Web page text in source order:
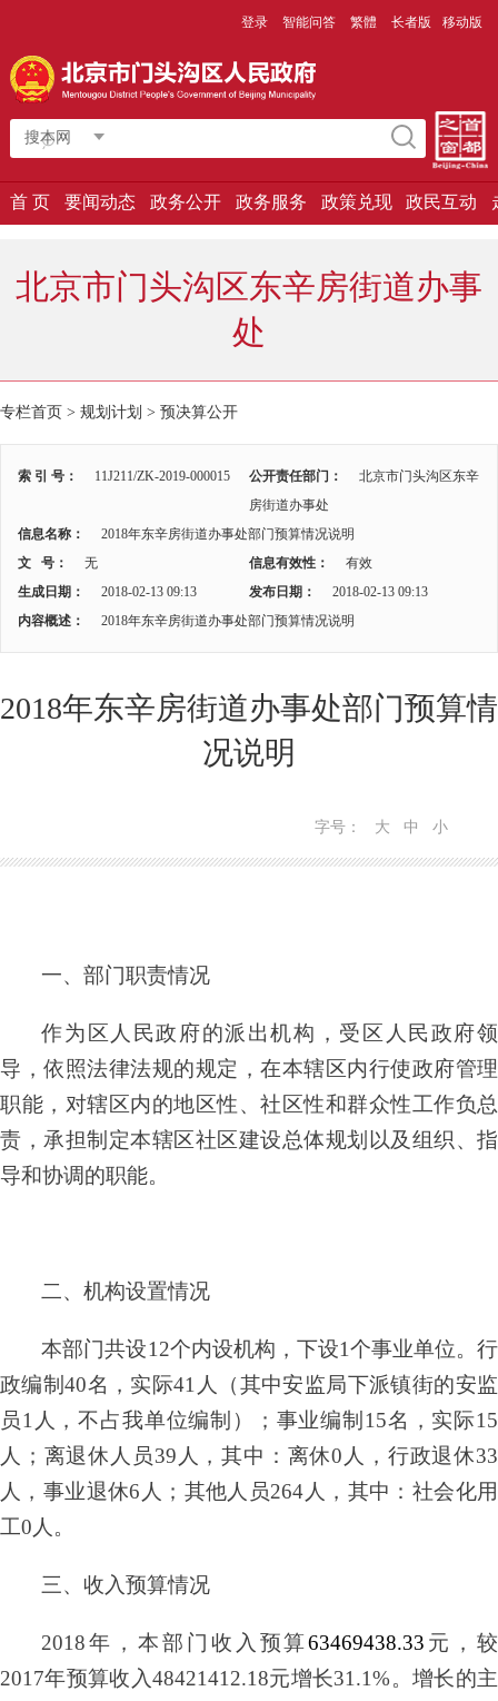
登录 智能问答 繁體 长者版 移动版
搜本网
首 页 要闻动态 政务公开 政务服务 政策兑现 政民互动
北京市门头沟区东辛房街道办事
处
专栏首页 > 规划计划 > 预决算公开
索 引 号： 11J211/ZK-2019-000015 公开责任部门：
北京市门头沟区东辛
房街道办事处
信息名称：
2018年东辛房街道办事处部门预算情况说明
文 号：
无 信息有效性：
有效
生成日期：
2018-02-13 09:13 发布日期：
2018-02-13 09:13
内容概述：
2018年东辛房街道办事处部门预算情况说明
2018年东辛房街道办事处部门预算情
况说明
字号： 大 中 小
一、部门职责情况
作为区人民政府的派出机构，受区人民政府领
导，依照法律法规的规定，在本辖区内行使政府管理
职能，对辖区内的地区性、社区性和群众性工作负总
责，承担制定本辖区社区建设总体规划以及组织、指
导和协调的职能。
二、机构设置情况
本部门共设12个内设机构，下设1个事业单位。行
政编制40名，实际41人（其中安监局下派镇街的安监
员1人，不占我单位编制）；事业编制15名，实际15
人；离退休人员39人，其中：离休0人，行政退休33
人，事业退休6人；其他人员264人，其中：社会化用
工0人。
三、收入预算情况
2018年，本部门收入预算63469438.33 元，较
2017年预算收入48421412.18元增长31.1%。增长的主